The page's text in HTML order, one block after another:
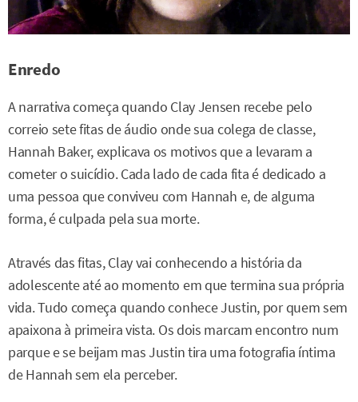
Enredo
A narrativa começa quando Clay Jensen recebe pelo
correio sete fitas de áudio onde sua colega de classe,
Hannah Baker, explicava os motivos que a levaram a
cometer o suicídio. Cada lado de cada fita é dedicado a
uma pessoa que conviveu com Hannah e, de alguma
forma, é culpada pela sua morte.
Através das fitas, Clay vai conhecendo a história da
adolescente até ao momento em que termina sua própria
vida. Tudo começa quando conhece Justin, por quem sem
apaixona à primeira vista. Os dois marcam encontro num
parque e se beijam mas Justin tira uma fotografia íntima
de Hannah sem ela perceber.